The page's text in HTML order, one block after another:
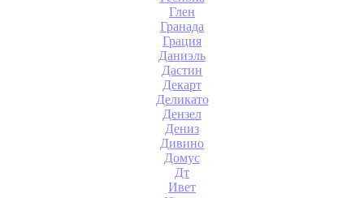
Глен
Гранада
Грация
Даниэль
Дастин
Декарт
Деликато
Дензел
Дениз
Дивино
Домус
Дт
Ивет